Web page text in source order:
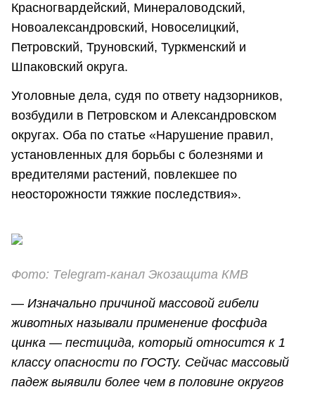
Красногвардейский, Минераловодский,
Новоалександровский, Новоселицкий,
Петровский, Труновский, Туркменский и
Шпаковский округа.
Уголовные дела, судя по ответу надзорников,
возбудили в Петровском и Александровском
округах. Оба по статье «Нарушение правил,
установленных для борьбы с болезнями и
вредителями растений, повлекшее по
неосторожности тяжкие последствия».
Фото: Тelegram-канал Экозащита КМВ
— Изначально причиной массовой гибели
животных называли применение фосфида
цинка — пестицида, который относится к 1
классу опасности по ГОСТу. Сейчас массовый
падеж выявили более чем в половине округов